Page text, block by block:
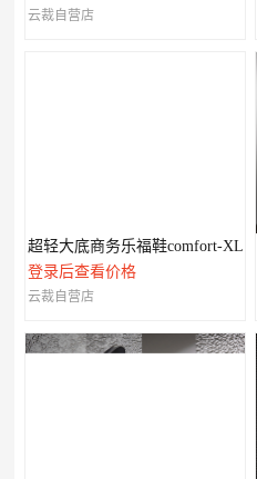
云裁自营店
超轻大底商务乐福鞋comfort-XL
登录后查看价格
云裁自营店